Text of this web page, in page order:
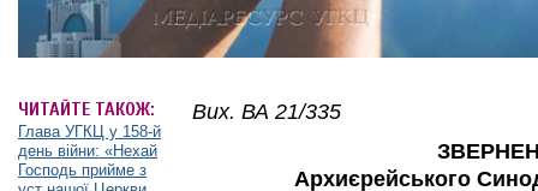
ЧИТАЙТЕ ТАКОЖ:
Глава УГКЦ у 158-й
день війни: «Нехай
Господь прийме з
Вих. ВА 21/335
Архиєрейського